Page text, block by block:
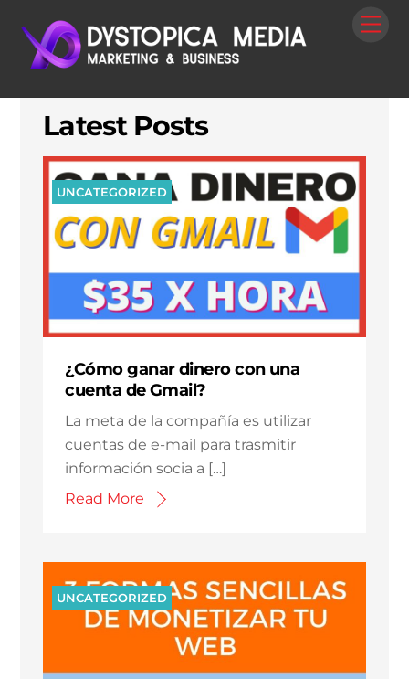
content
Latest Posts
¿Cómo ganar dinero con una
cuenta de Gmail?
UNCATEGORIZED
La meta de la compañía es utilizar
cuentas de e-mail para trasmitir
información socia a […]
Read More
UNCATEGORIZED